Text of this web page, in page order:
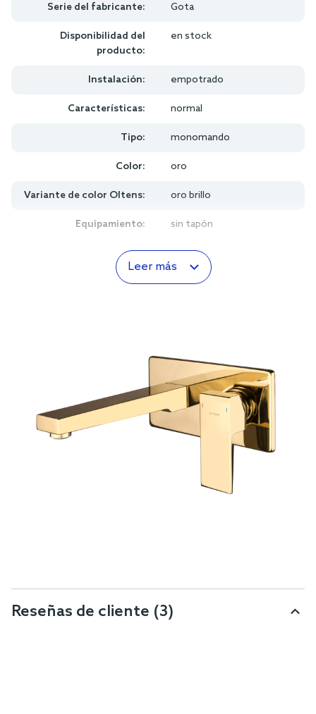
Serie del fabricante: Gota
Disponibilidad del
producto:
en stock
Instalación: empotrado
Características: normal
Tipo: monomando
Color: oro
Variante de color Oltens: oro brillo
Equipamiento: sin tapón
Leer más
Reseñas de cliente (3)